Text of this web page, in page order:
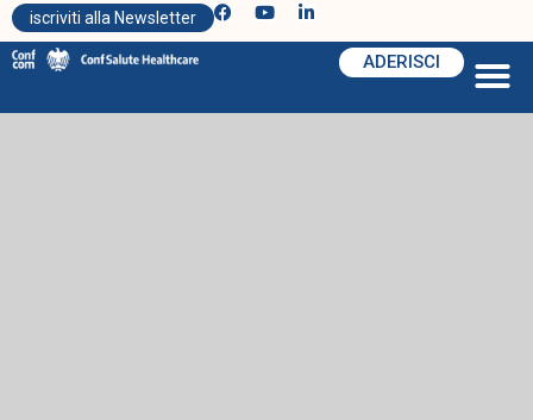
iscriviti alla Newsletter
ADERISCI